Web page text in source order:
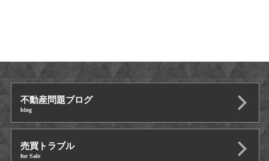
不動産問題ブログ
blog
売買トラブル
for Sale